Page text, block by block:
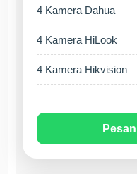
4 Kamera Dahua
4 Kamera HiLook
4 Kamera Hikvision